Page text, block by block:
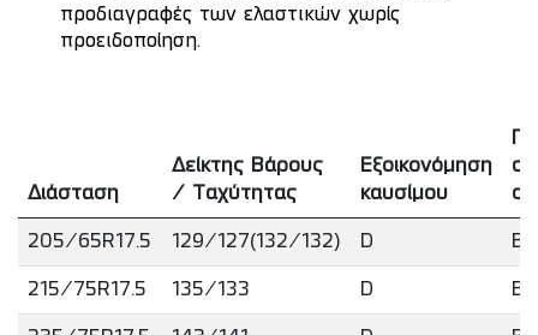
προδιαγραφές των ελαστικών χωρίς
προειδοποίηση.
Διάσταση
Δείκτης Βάρους
/ Ταχύτητας
Εξοικονόμηση
καυσίμου
205/65R17.5 129/127(132/132) D B
215/75R17.5 135/133 D B